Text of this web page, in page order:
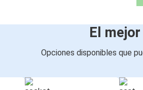
El
Opciones disponibles que